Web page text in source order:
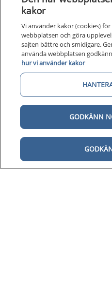
kakor
Vi använder kakor (cookies)
webbplatsen och göra
sajten bättre och smidigare.
använda webbplatsen
hur vi använder kakor
GODKÄNN